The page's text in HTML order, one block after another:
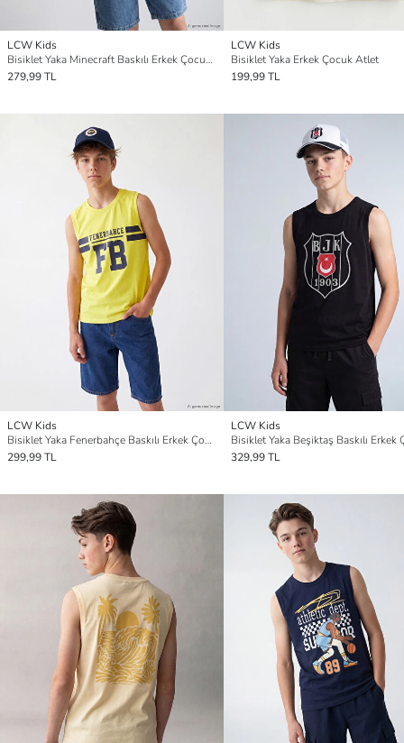
LCW Kids
Bisiklet Yaka Minecraft Baskılı Erkek Çocuk Atlet
279,99 TL
LCW Kids
Bisiklet Yaka Erkek Çocuk Atlet
199,99 TL
LCW Kids
Bisiklet Yaka Fenerbahçe Baskılı Erkek Çocuk Atlet
299,99 TL
LCW Kids
329,99 TL